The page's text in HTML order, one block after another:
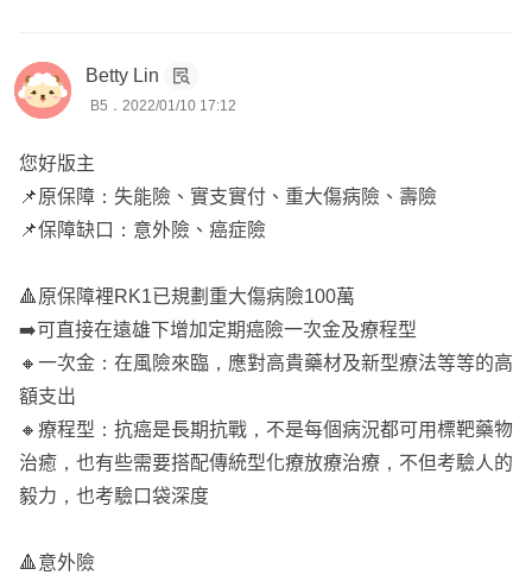
Betty Lin
B5．2022/01/10 17:12
您好版主
📌原保障：失能險、實支實付、重大傷病險、壽險
📌保障缺口：意外險、癌症險
🔺原保障裡RK1已規劃重大傷病險100萬
➡️可直接在遠雄下增加定期癌險一次金及療程型
🔸一次金：在風險來臨，應對高貴藥材及新型療法等等的高
額支出
🔸療程型：抗癌是長期抗戰，不是每個病況都可用標靶藥物
治癒，也有些需要搭配傳統型化療放療治療，不但考驗人的
毅力，也考驗口袋深度
🔺意外險